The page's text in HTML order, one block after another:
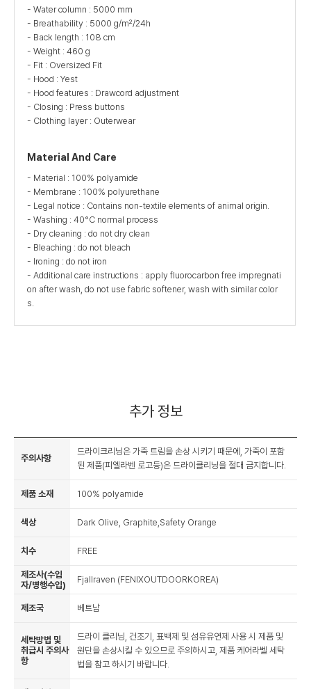
- Water column : 5000 mm
- Breathability : 5000 g/m²/24h
- Back length : 108 cm
- Weight : 460 g
- Fit : Oversized Fit
- Hood : Yest
- Hood features : Drawcord adjustment
- Closing : Press buttons
- Clothing layer : Outerwear
Material And Care
- Material : 100% polyamide
- Membrane : 100% polyurethane
- Legal notice : Contains non-textile elements of animal origin.
- Washing : 40°C normal process
- Dry cleaning : do not dry clean
- Bleaching : do not bleach
- Ironing : do not iron
- Additional care instructions : apply fluorocarbon free impregnati
on after wash, do not use fabric softener, wash with similar color
s.
추가 정보
주의사항
드라이크리닝은 가죽 트림을 손상 시키기 때문에, 가죽이 포함
된 제품(피엘라벤 로고등)은 드라이클리닝을 절대 금지합니다.
제품 소재 100% polyamide
색상 Dark Olive, Graphite,Safety Orange
치수 FREE
제조사(수입
자/병행수입)
Fjallraven (FENIXOUTDOORKOREA)
제조국 베트남
세탁방법 및
취급시 주의사
항
드라이 클리닝, 건조기, 표백제 및 섬유유연제 사용 시 제품 및
원단을 손상시킬 수 있으므로 주의하시고, 제품 케어라벨 세탁
법을 참고 하시기 바랍니다.